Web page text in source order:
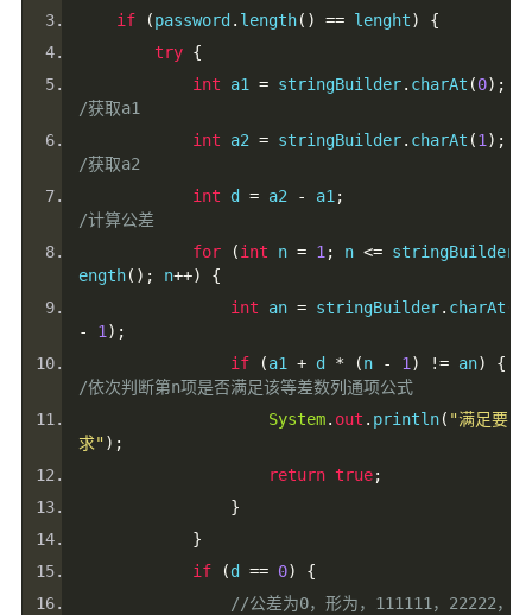
if
(password . length() == lenght)
{
try {
int a1 = stringBuilder. charAt (0);
/获取a1
int a2 = stringBuilder. charAt (1);
/获取a2
int d = a2 - a1;
/计算公差
for
(int n = 1; n <= stringBuilder
ength(); n++)
{
int an = stringBuilder. charAt
-
1);
if
(a1 + d * (n - 1) != an) {
/依次判断第n项是否满足该等差数列通项公式
System. out . println( "满足要
求");
return true;
}
}
if
(d == 0)
{
//公差为0，形为，111111，22222，